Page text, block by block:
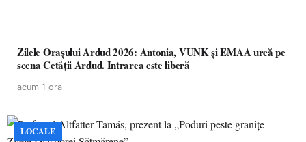
Zilele Orașului Ardud 2026: Antonia, VUNK și EMAA urcă pe
scena Cetății Ardud. Intrarea este liberă
acum 1 ora
LOCALE